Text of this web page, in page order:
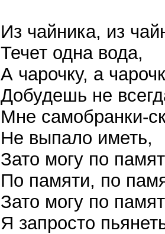
Из чайника, из
Течет одна вода,
А чарочку, а
Добудешь не
Мне самобранки-
Не выпало иметь,
Зато могу по
По памяти, по
Зато могу по
Я запросто